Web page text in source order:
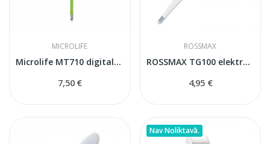
MICROLIFE
Microlife MT710 digitalais termometrs
7,50 €
ROSSMAX
ROSSMAX TG100 elektroniskais termometrs
4,95 €
Nav Noliktavā.